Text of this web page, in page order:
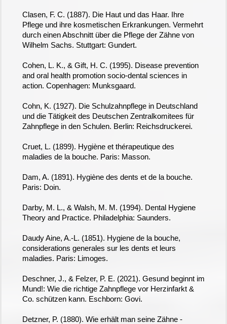
Clasen, F. C. (1887). Die Haut und das Haar. Ihre
Pflege und ihre kosmetischen Erkrankungen. Vermehrt
durch einen Abschnitt über die Pflege der Zähne von
Wilhelm Sachs. Stuttgart: Gundert.
Cohen, L. K., & Gift, H. C. (1995). Disease prevention
and oral health promotion socio-dental sciences in
action. Copenhagen: Munksgaard.
Cohn, K. (1927). Die Schulzahnpflege in Deutschland
und die Tätigkeit des Deutschen Zentralkomitees für
Zahnpflege in den Schulen. Berlin: Reichsdruckerei.
Cruet, L. (1899). Hygiène et thérapeutique des
maladies de la bouche. Paris: Masson.
Dam, A. (1891). Hygiène des dents et de la bouche.
Paris: Doin.
Darby, M. L., & Walsh, M. M. (1994). Dental Hygiene
Theory and Practice. Philadelphia: Saunders.
Daudy Aine, A.-L. (1851). Hygiene de la bouche,
considerations generales sur les dents et leurs
maladies. Paris: Limoges.
Deschner, J., & Felzer, P. E. (2021). Gesund beginnt im
Mund!: Wie die richtige Zahnpflege vor Herzinfarkt &
Co. schützen kann. Eschborn: Govi.
Detzner, P. (1880). Wie erhält man seine Zähne -